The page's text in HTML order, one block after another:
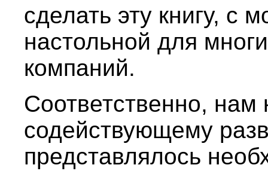
сделать эту книгу, с
настольной для
компаний.
Соответственно, нам
содействующему
представлялось